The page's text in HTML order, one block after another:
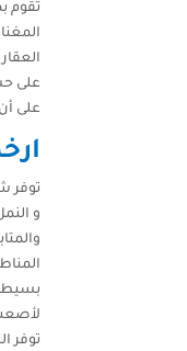
تقوم
على
على أن
توفر
و
بسيطة
لأصعب
توفر